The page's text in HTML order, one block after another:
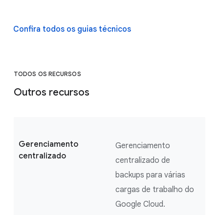
Confira todos os guias técnicos
TODOS OS RECURSOS
Outros recursos
Gerenciamento
centralizado
Gerenciamento
centralizado de
backups para várias
cargas de trabalho do
Google Cloud.